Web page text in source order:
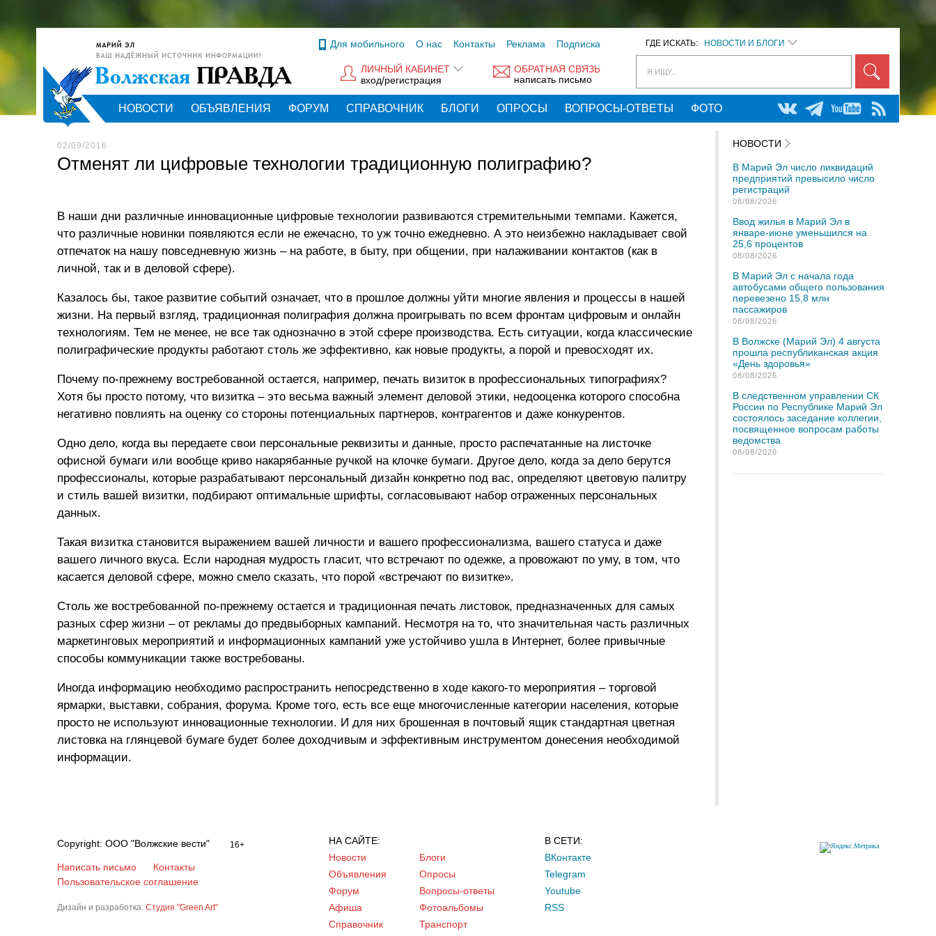
ГДЕ ИСКАТЬ: НОВОСТИ И БЛОГИ
Я ИЩУ...
Для мобильного О нас Контакты Реклама Подписка
ОБРАТНАЯ СВЯЗЬ
написать письмо
ЛИЧНЫЙ КАБИНЕТ
вход/регистрация
НОВОСТИ ОБЪЯВЛЕНИЯ ФОРУМ СПРАВОЧНИК БЛОГИ ОПРОСЫ ВОПРОСЫ-ОТВЕТЫ ФОТО
02/09/2016
Отменят ли цифровые технологии традиционную полиграфию?
В наши дни различные инновационные цифровые технологии развиваются стремительными темпами. Кажется,
что различные новинки появляются если не ежечасно, то уж точно ежедневно. А это неизбежно накладывает свой
отпечаток на нашу повседневную жизнь – на работе, в быту, при общении, при налаживании контактов (как в
личной, так и в деловой сфере).
Казалось бы, такое развитие событий означает, что в прошлое должны уйти многие явления и процессы в нашей
жизни. На первый взгляд, традиционная полиграфия должна проигрывать по всем фронтам цифровым и онлайн
технологиям. Тем не менее, не все так однозначно в этой сфере производства. Есть ситуации, когда классические
полиграфические продукты работают столь же эффективно, как новые продукты, а порой и превосходят их.
Почему по-прежнему востребованной остается, например, печать визитокв профессиональных типографиях?
Хотя бы просто потому, что визитка – это весьма важный элемент деловой этики, недооценка которого способна
негативно повлиять на оценку со стороны потенциальных партнеров, контрагентов и даже конкурентов.
Одно дело, когда вы передаете свои персональные реквизиты и данные, просто распечатанные на листочке
офисной бумаги или вообще криво накарябанные ручкой на клочке бумаги. Другое дело, когда за дело берутся
профессионалы, которые разрабатывают персональный дизайн конкретно под вас, определяют цветовую палитру
и стиль вашей визитки, подбирают оптимальные шрифты, согласовывают набор отраженных персональных
данных.
Такая визитка становится выражением вашей личности и вашего профессионализма, вашего статуса и даже
вашего личного вкуса. Если народная мудрость гласит, что встречают по одежке, а провожают по уму, в том, что
касается деловой сфере, можно смело сказать, что порой «встречают по визитке».
Столь же востребованной по-прежнему остается и традиционная печать листовок, предназначенных для самых
разных сфер жизни – от рекламы до предвыборных кампаний. Несмотря на то, что значительная часть различных
маркетинговых мероприятий и информационных кампаний уже устойчиво ушла в Интернет, более привычные
способы коммуникации также востребованы.
Иногда информацию необходимо распространить непосредственно в ходе какого-то мероприятия – торговой
ярмарки, выставки, собрания, форума. Кроме того, есть все еще многочисленные категории населения, которые
просто не используют инновационные технологии. И для них брошенная в почтовый ящик стандартная цветная
листовка на глянцевой бумаге будет более доходчивым и эффективным инструментом донесения необходимой
информации.
НОВОСТИ
В Марий Эл число ликвидаций
предприятий превысило число
регистраций
08/08/2026
Ввод жилья в Марий Эл в
январе-июне уменьшился на
25,6 процентов
08/08/2026
В Марий Эл с начала года
автобусами общего пользования
перевезено 15,8 млн
пассажиров
08/08/2026
В Волжске (Марий Эл) 4 августа
прошла республиканская акция
«День здоровья»
08/08/2026
В следственном управлении СК
России по Республике Марий Эл
состоялось заседание коллегии,
посвященное вопросам работы
ведомства
08/08/2026
Copyright: ООО "Волжские вести" 16+
Написать письмо
Контакты
Пользовательское соглашение
Дизайн и разработка: Студия "Green Art"
НА САЙТЕ:
Новости
Объявления
Форум
Афиша
Справочник
Блоги
Опросы
Вопросы-ответы
Фотоальбомы
Транспорт
В СЕТИ:
ВКонтакте
Telegram
Youtube
RSS